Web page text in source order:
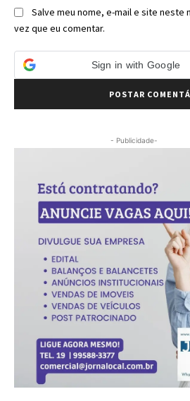
Salve meu nome, e-mail e site neste
vez que eu comentar.
Sign in with Google
- Publicidade-